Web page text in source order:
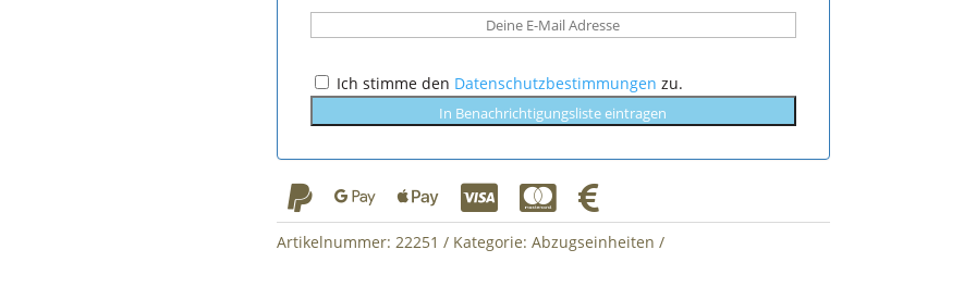
Ich stimme den Datenschutzbestimmungen zu.
In Benachrichtigungsliste eintragen
     
Artikelnummer: 22251 Kategorie: Abzugseinheiten